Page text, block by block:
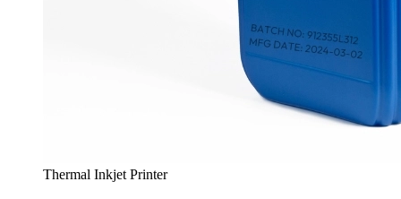
Thermal Inkjet Printer